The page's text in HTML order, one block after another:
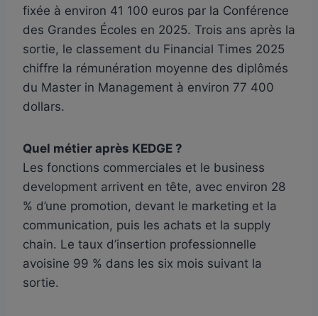
fixée à environ 41 100 euros par la Conférence
des Grandes Écoles en 2025. Trois ans après la
sortie, le classement du Financial Times 2025
chiffre la rémunération moyenne des diplômés
du Master in Management à environ 77 400
dollars.
Quel métier après KEDGE ?
Les fonctions commerciales et le business
development arrivent en tête, avec environ 28
% d’une promotion, devant le marketing et la
communication, puis les achats et la supply
chain. Le taux d’insertion professionnelle
avoisine 99 % dans les six mois suivant la
sortie.